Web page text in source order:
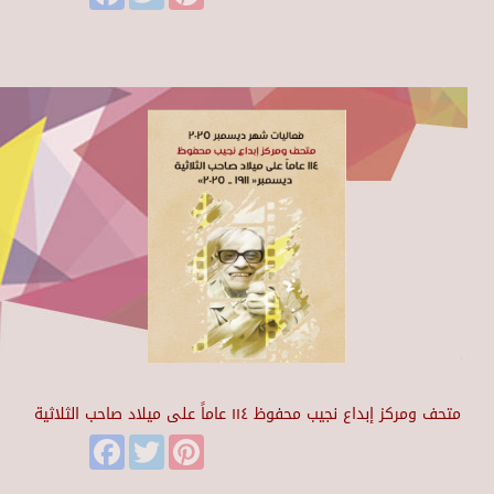
متحف ومركز إبداع نجيب محفوظ ١١٤ عاماً على ميلاد صاحب الثلاثية
FacebookTwitter